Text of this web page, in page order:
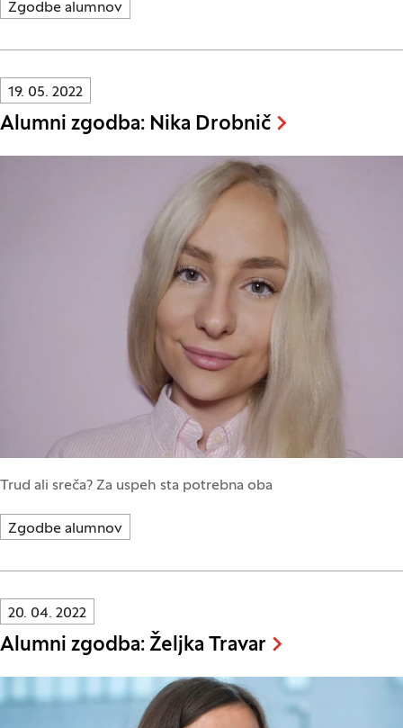
Zgodbe alumnov
Innovatif\Page\NewsListPage.DATE_A11Y:
19. 05. 2022
Alumni zgodba: Nika Drobnič
Trud ali sreča? Za uspeh sta potrebna oba
Zgodbe alumnov
Innovatif\Page\NewsListPage.DATE_A11Y:
20. 04. 2022
Alumni zgodba: Željka Travar